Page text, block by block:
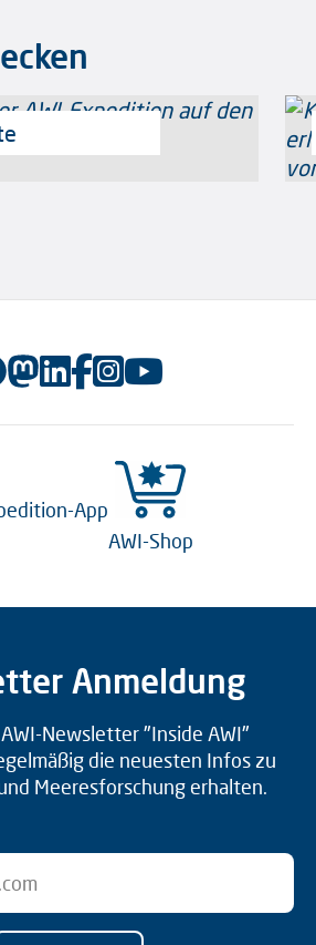
App
AWI-Shop
Anmeldung
Newsletter "Inside AWI"
die neuesten Infos zu
Meeresforschung erhalten.